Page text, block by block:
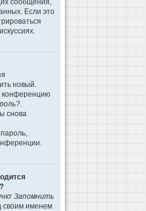
сообщения,
Если это
новый.
конференцию
.
снова
Запомнить
своим именем